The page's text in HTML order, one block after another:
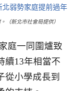
（新北市社會局提供）
庭一同圍爐致
續13年相當不
從小學成長到